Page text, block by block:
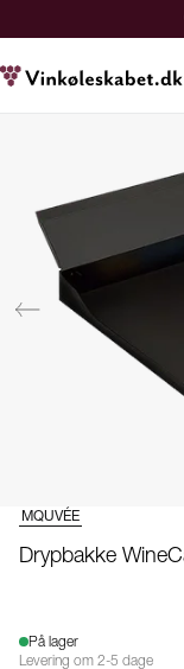
MQUVÉE
Drypbakke
På lager
Levering om 2-5 dage